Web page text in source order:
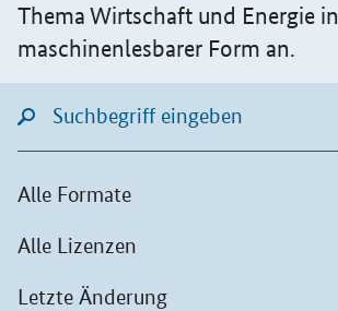
Thema Wirtschaft und Energie in
maschinenlesbarer Form an.
Suchfeld
Lupensymbol für Listensuche
Alle Formate
Alle Lizenzen
Letzte Änderung